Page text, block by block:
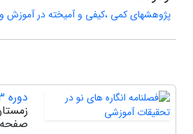
پژوهشهای کمی ،کیفی و آمیخته در آموزش
دوره 3، شماره 10
زمستان
صفحه